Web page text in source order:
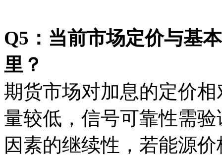
Q5：当前市场定价与基
里？
期货市场对加息的定价
量较低，信号可靠性需
因素的继续性，若能源